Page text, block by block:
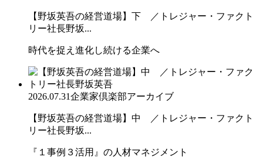
【野坂英吾の経営道場】下 ／トレジャー・ファクト
リー社長野坂...
時代を捉え進化し続ける企業へ
2026.07.31企業家倶楽部アーカイブ
【野坂英吾の経営道場】中 ／トレジャー・ファクト
リー社長野坂...
『１事例３活用』の人材マネジメント